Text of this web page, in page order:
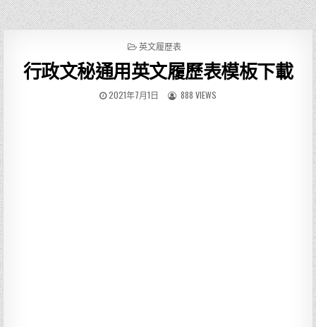
P
S
E
英文履歷表
行政文秘通用英文履歷表模板下載
2021年7月1日 888 VIEWS